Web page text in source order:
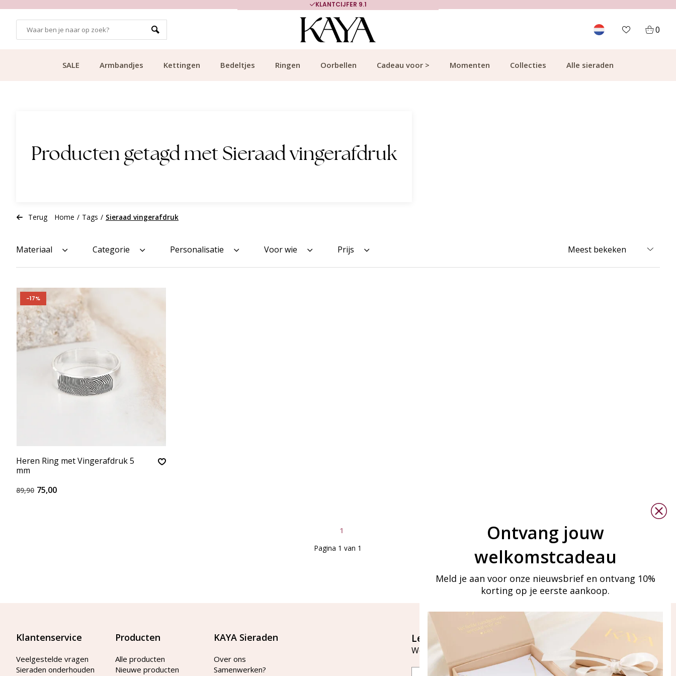
KLANTCIJFER 9.1
0
SALE Armbandjes Kettingen Bedeltjes Ringen Oorbellen Cadeau voor > Momenten Collecties Alle sieraden
Producten getagd met Sieraad vingerafdruk
Terug Home / Tags / Sieraad vingerafdruk
Materiaal Categorie Personalisatie Voor wie Prijs
-17%
Heren Ring met Vingerafdruk 5
mm
89,90 75,00
1
Pagina 1 van 1
Klantenservice
Veelgestelde vragen
Sieraden onderhouden
Producten
Alle producten
Nieuwe producten
KAYA Sieraden
Over ons
Samenwerken?
Let's stay in touch
Word lid van onze mailinglijst
Ontvang jouw
welkomstcadeau
Meld je aan voor onze nieuwsbrief en ontvang 10%
korting op je eerste aankoop.